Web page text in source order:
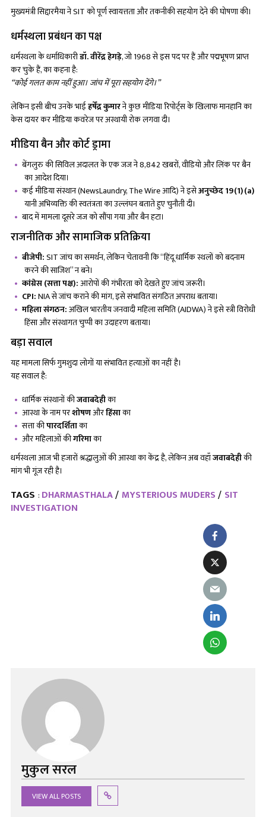
मुख्यमंत्री सिद्दारमैया ने SIT को पूर्ण स्वायत्तता और तकनीकी सहयोग देने की घोषणा की।
धर्मस्थला प्रबंधन का पक्ष
धर्मस्थला के धर्माधिकारीडॉ. वीरेंद्र हेगड़े, जो 1968 से इस पद पर हैं और पद्मभूषण प्राप्त
कर चुके हैं, का कहना है:
“कोई गलत काम नहीं हुआ। जांच में पूरा सहयोग देंगे।”
लेकिन इसी बीच उनके भाईहर्षेंद्र कुमारने कुछ मीडिया रिपोर्ट्स के खिलाफ मानहानि का
केस दायर कर मीडिया कवरेज पर अस्थायी रोक लगवा दी।
मीडिया बैन और कोर्ट ड्रामा
बेंगलुरु की सिविल अदालत के एक जज ने 8,842 खबरों, वीडियो और लिंक पर बैन
का आदेश दिया।
कई मीडिया संस्थान (NewsLaundry, The Wire आदि) ने इसेअनुच्छेद19(1)(a)
यानी अभिव्यक्ति की स्वतंत्रता का उल्लंघन बताते हुए चुनौती दी।
बाद में मामला दूसरे जज को सौंपा गया और बैन हटा।
राजनीतिक और सामाजिक प्रतिक्रिया
बीजेपी:SIT जांच का समर्थन, लेकिन चेतावनी कि “हिंदू धार्मिक स्थलों को बदनाम
करने की साजिश” न बने।
कांग्रेस (सत्ता पक्ष):आरोपों की गंभीरता को देखते हुए जांच जरूरी।
CPI:NIA से जांच कराने की मांग, इसे संभावित संगठित अपराध बताया।
महिला संगठन:अखिल भारतीय जनवादी महिला समिति (AIDWA) ने इसे स्त्री विरोधी
हिंसा और संस्थागत चुप्पी का उदाहरण बताया।
बड़ा सवाल
यह मामला सिर्फ गुमशुदा लोगों या संभावित हत्याओं का नहीं है।
यह सवाल है:
धार्मिक संस्थानों कीजवाबदेहीका
आस्था के नाम परशोषणऔरहिंसाका
सत्ता कीपारदर्शिताका
और महिलाओं कीगरिमाका
धर्मस्थला आज भी हजारों श्रद्धालुओं की आस्था का केंद्र है, लेकिन अब वहाँजवाबदेहीकी
मांग भी गूंज रही है।
TAGS : DHARMASTHALA MYSTERIOUS MUDERS
SIT
INVESTIGATION
मुकुल सरल
VIEW ALL POSTS